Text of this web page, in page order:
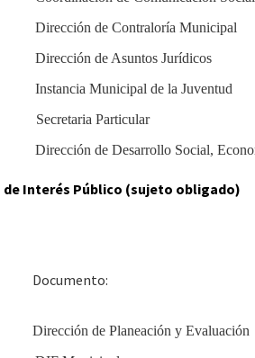
Dirección de Contraloría Municipal
Dirección de Asuntos Jurídicos
Instancia Municipal de la Juventud
Secretaria Particular
Dirección de Desarrollo Social,
Interés Público (sujeto obligado)
Dirección de Planeación y Evaluación